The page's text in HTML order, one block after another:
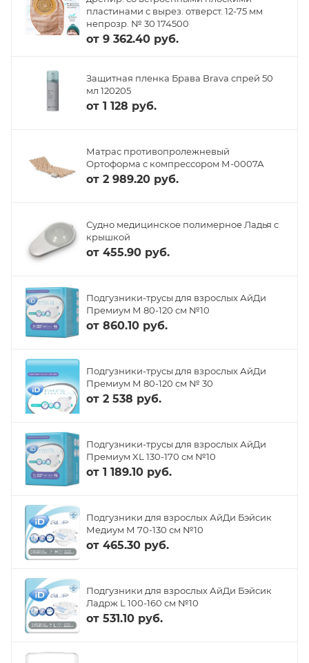
пластинами с вырез. отверст. 12-75 мм
непрозр. № 30 174500
от 9 362.40 руб.
Защитная пленка Брава Brava спрей 50
мл 120205
от 1 128 руб.
Матрас противопролежневый
Ортоформа с компрессором М-0007А
от 2 989.20 руб.
Судно медицинское полимерное Ладья с
крышкой
от 455.90 руб.
Подгузники-трусы для взрослых АйДи
Премиум М 80-120 см №10
от 860.10 руб.
Подгузники-трусы для взрослых АйДи
Премиум М 80-120 см № 30
от 2 538 руб.
Подгузники-трусы для взрослых АйДи
Премиум XL 130-170 см №10
от 1 189.10 руб.
Подгузники для взрослых АйДи Бэйсик
Медиум М 70-130 см №10
от 465.30 руб.
Подгузники для взрослых АйДи Бэйсик
Ладрж L 100-160 см №10
от 531.10 руб.